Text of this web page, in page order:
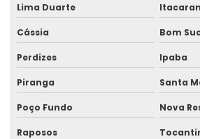
Talha Fixa Para Indústria Pesada
Talha Nova Com Inversor De Frequência
Talha Para Ambientes Com Restrição De
Lima Duarte
Cássia Bom
Perdizes Ipaba
Piranga Santa
Poço Fundo Nova
Raposos